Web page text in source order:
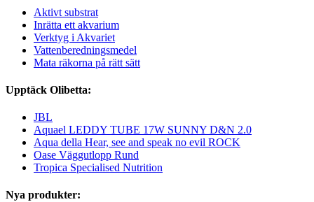
Aktivt substrat
Inrätta ett akvarium
Verktyg i Akvariet
Vattenberedningsmedel
Mata räkorna på rätt sätt
Upptäck Olibetta:
JBL
Aquael LEDDY TUBE 17W SUNNY D&N 2.0
Aqua della Hear, see and speak no evil ROCK
Oase Väggutlopp Rund
Tropica Specialised Nutrition
Nya produkter: